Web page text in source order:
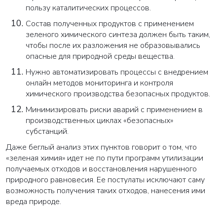
пользу каталитических процессов.
Состав полученных продуктов с применением
зеленого химического синтеза должен быть таким,
чтобы после их разложения не образовывались
опасные для природной среды вещества.
Нужно автоматизировать процессы с внедрением
онлайн методов мониторинга и контроля
химического производства безопасных продуктов.
Минимизировать риски аварий с применением в
производственных циклах «безопасных»
субстанций.
Даже беглый анализ этих пунктов говорит о том, что
«зеленая химия» идет не по пути программ утилизации
получаемых отходов и восстановления нарушенного
природного равновесия. Ее постулаты исключают саму
возможность получения таких отходов, нанесения ими
вреда природе.